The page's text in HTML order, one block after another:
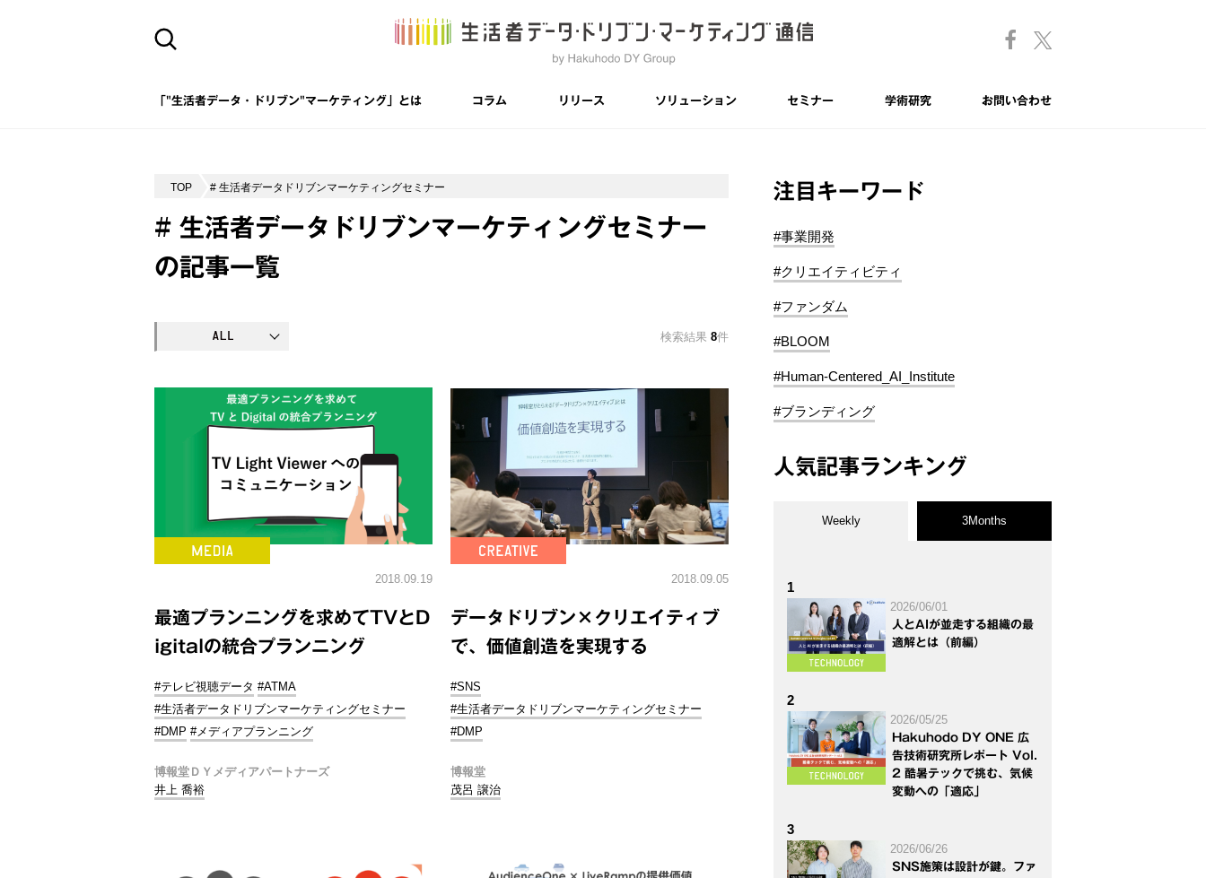
「"生活者データ・ドリブン"マーケティング」とは コラム リリース ソリューション セミナー 学術研究 お問い合わせ
TOP # 生活者データドリブンマーケティングセミナー
# 生活者データドリブンマーケティングセミナー
の記事一覧
検索結果 8件
2018.09.19
最適プランニングを求めてTVとD
igitalの統合プランニング
#テレビ視聴データ #ATMA
#生活者データドリブンマーケティングセミナー
#DMP #メディアプランニング
博報堂ＤＹメディアパートナーズ
井上 喬裕
2018.09.05
データドリブン×クリエイティブ
で、価値創造を実現する
#SNS
#生活者データドリブンマーケティングセミナー
#DMP
博報堂
茂呂 譲治
注目キーワード
#事業開発
#クリエイティビティ
#ファンダム
#BLOOM
#Human-Centered_AI_Institute
#ブランディング
人気記事ランキング
Weekly 3Months
1
2026/06/01
人とAIが並走する組織の最
適解とは（前編）
2
2026/05/25
Hakuhodo DY ONE 広
告技術研究所レポート Vol.
2 酷暑テックで挑む、気候
変動への「適応」
3
2026/06/26
SNS施策は設計が鍵。ファ